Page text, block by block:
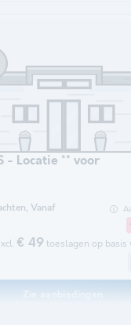
- Locatie ** voor
Vanaf
€ 49 toeslagen op basis